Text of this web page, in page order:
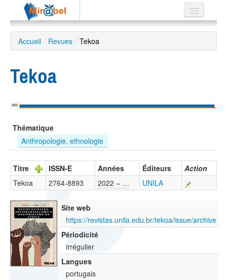
Le réseau
Soutien
Listes
Recherche
avancée
EN
ES
?
Accueil / Revues / Tekoa
Tekoa
2022
Thématique
Anthropologie, ethnologie
Titre ISSN-E Années Éditeurs
Action
Tekoa
2764-8893 2022 – … UNILA
Site web
https://revistas.unila.edu.br/tekoa/issue/archive
Périodicité
irrégulier
Langues
portugais